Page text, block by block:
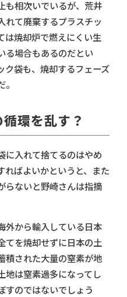
も相次いでいるが、荒井
れて廃棄するプラスチッ
は焼却炉で燃えにくい生
る場合もあるのだとい
ク袋も、焼却するフェーズ
環を乱す？
に入れて捨てるのはやめ
ればよいかというと、また
らないと野崎さんは指摘
外から輸入している日本
てを焼却せずに日本の土
積された大量の窒素が地
地は窒素過多になってし
すのではないでしょう